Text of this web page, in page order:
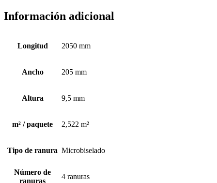
Información adicional
Longitud 2050 mm
Ancho 205 mm
Altura 9,5 mm
m² / paquete 2,522 m²
Tipo de ranura Microbiselado
Número de
ranuras
4 ranuras